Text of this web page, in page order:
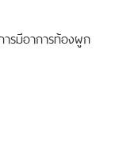
ารมีอาการท้องผูก